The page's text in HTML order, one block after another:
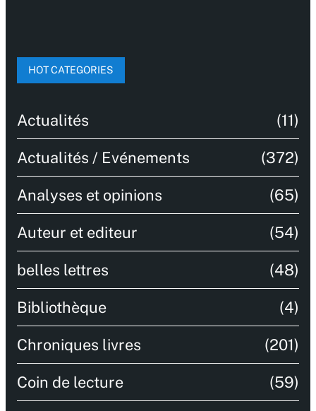
HOT CATEGORIES
Actualités (11)
Actualités / Evénements (372)
Analyses et opinions (65)
Auteur et editeur (54)
belles lettres (48)
Bibliothèque (4)
Chroniques livres (201)
Coin de lecture (59)